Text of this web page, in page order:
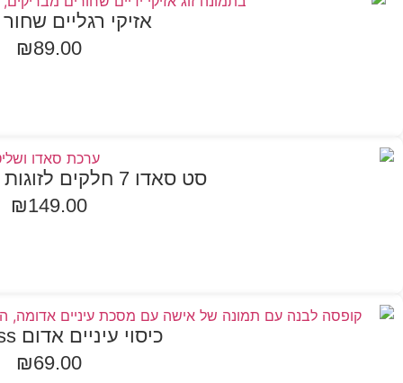
אזיקי רגליים
₪89.00
סט סאדו 7 חלקים לזוגות במגוון צבעים
₪149.00
כיסוי עיניים אדום Darkness
₪69.00